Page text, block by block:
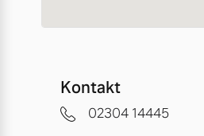
Kontakt
02304 14445